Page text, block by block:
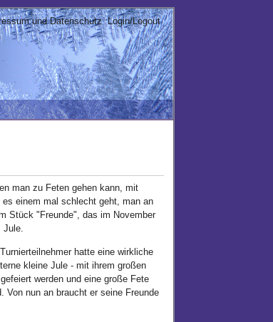
und Datenschutz Login/Logout
man zu Feten gehen kann, mit
einem mal schlecht geht, man an
Stück "Freunde", das im November
Jule.
hatte eine wirkliche
kleine Jule - mit ihrem großen
werden und eine große Fete
nun an braucht er seine Freunde